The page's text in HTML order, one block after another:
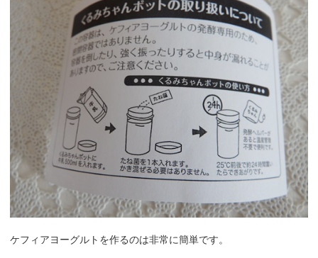
ケフィアヨーグルトを作るのは非常に簡単です。